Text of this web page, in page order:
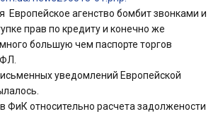
Европейское агенство бомбит звонками и
прав по кредиту и конечно же
большую чем паспорте торгов
уведомлений Европейской
ФиК относительно расчета задолжености